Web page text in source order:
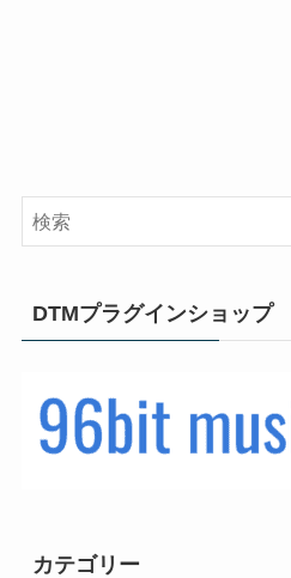
DTMプラグインショップ
カテゴリー